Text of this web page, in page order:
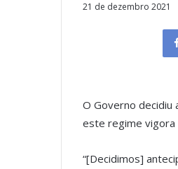
21 de dezembro 2021
O Governo
este regime vigora
“[Decidimos]